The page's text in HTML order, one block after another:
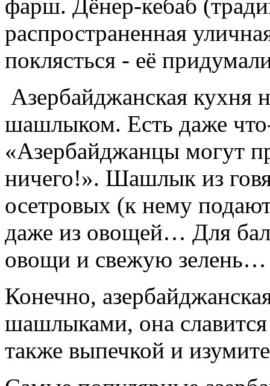
фарш. Дёнер-кебаб
распространенная
поклясться - её
Азербайджанская кухня
шашлыком. Есть даже
«Азербайджанцы могут
ничего!». Шашлык из
осетровых (к нему
даже из овощей… Для
овощи и свежую зелень…
Конечно,
шашлыками, она
также выпечкой и